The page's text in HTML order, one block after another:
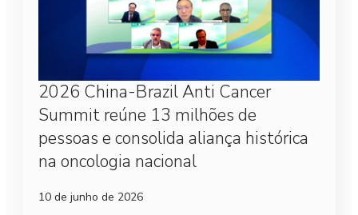
2026 China-Brazil Anti Cancer
Summit reúne 13 milhões de
pessoas e consolida aliança histórica
na oncologia nacional
10 de junho de 2026